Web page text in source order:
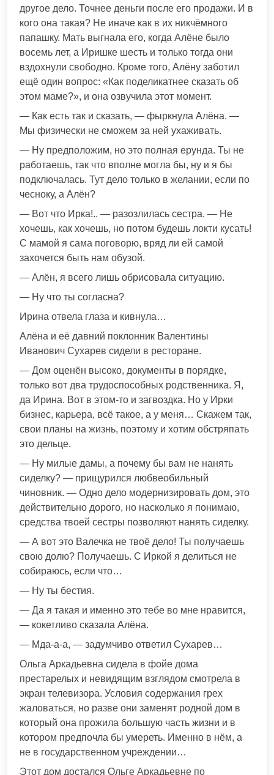
другое дело. Точнее деньги после его продажи. И в
кого она такая? Не иначе как в их никчёмного
папашку. Мать выгнала его, когда Алёне было
восемь лет, а Иришке шесть и только тогда они
вздохнули свободно. Кроме того, Алёну заботил
ещё один вопрос: «Как поделикатнее сказать об
этом маме?», и она озвучила этот момент.
— Как есть так и сказать, — фыркнула Алёна. —
Мы физически не сможем за ней ухаживать.
— Ну предположим, но это полная ерунда. Ты не
работаешь, так что вполне могла бы, ну и я бы
подключалась. Тут дело только в желании, если по
чесноку, а Алён?
— Вот что Ирка!.. — разозлилась сестра. — Не
хочешь, как хочешь, но потом будешь локти кусать!
С мамой я сама поговорю, вряд ли ей самой
захочется быть нам обузой.
— Алён, я всего лишь обрисовала ситуацию.
— Ну что ты согласна?
Ирина отвела глаза и кивнула…
Алёна и её давний поклонник Валентины
Иванович Сухарев сидели в ресторане.
— Дом оценён высоко, документы в порядке,
только вот два трудоспособных родственника. Я,
да Ирина. Вот в этом-то и загвоздка. Но у Ирки
бизнес, карьера, всё такое, а у меня… Скажем так,
свои планы на жизнь, поэтому и хотим обстряпать
это дельце.
— Ну милые дамы, а почему бы вам не нанять
сиделку? — прищурился любвеобильный
чиновник. — Одно дело модернизировать дом, это
действительно дорого, но насколько я понимаю,
средства твоей сестры позволяют нанять сиделку.
— А вот это Валечка не твоё дело! Ты получаешь
свою долю? Получаешь. С Иркой я делиться не
собираюсь, если что…
— Ну ты бестия.
— Да я такая и именно это тебе во мне нравится,
— кокетливо сказала Алёна.
— Мда-а-а, — задумчиво ответил Сухарев…
Ольга Аркадьевна сидела в фойе дома
престарелых и невидящим взглядом смотрела в
экран телевизора. Условия содержания грех
жаловаться, но разве они заменят родной дом в
который она прожила большую часть жизни и в
котором предпочла бы умереть. Именно в нём, а
не в государственном учреждении…
Этот дом достался Ольге Аркадьевне по